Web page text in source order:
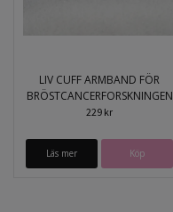
LIV CUFF ARMBAND FÖR
BRÖSTCANCERFORSKNINGEN
229 kr
Läs mer Köp